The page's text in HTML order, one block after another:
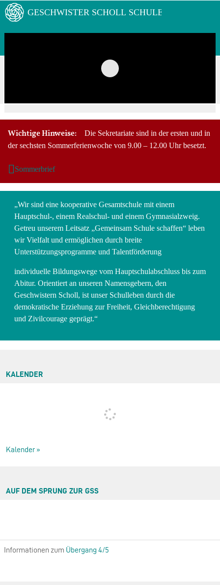
Wichtige Hinweise:
Die Sekretariate sind in der ersten und in
der sechsten Sommerferienwoche von 9.00 – 12.00 Uhr besetzt.
Sommerbrief
„Wir sind eine kooperative Gesamtschule mit einem
Hauptschul-, einem Realschul- und einem Gymnasialzweig.
Getreu unserem Leitsatz „Gemeinsam Schule schaffen“ leben
wir Vielfalt und ermöglichen durch breite
Unterstützungsprogramme und Talentförderung
individuelle Bildungswege vom Hauptschulabschluss bis zum
Abitur. Orientiert an unseren Namensgebern, den
Geschwistern Scholl, ist unser Schulleben durch die
demokratische Erziehung zur Freiheit, Gleichberechtigung
und Zivilcourage geprägt.“
KALENDER
Kalender »
AUF DEM SPRUNG ZUR GSS
Informationen zum Übergang 4/5